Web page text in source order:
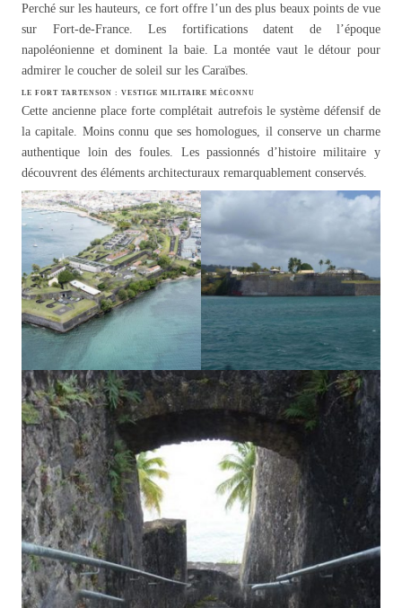
Perché sur les hauteurs, ce fort offre l’un des plus beaux points de vue
sur Fort-de-France. Les fortifications datent de l’époque
napoléonienne et dominent la baie. La montée vaut le détour pour
admirer le coucher de soleil sur les Caraïbes.
LE FORT TARTENSON : VESTIGE MILITAIRE MÉCONNU
Cette ancienne place forte complétait autrefois le système défensif de
la capitale. Moins connu que ses homologues, il conserve un charme
authentique loin des foules. Les passionnés d’histoire militaire y
découvrent des éléments architecturaux remarquablement conservés.